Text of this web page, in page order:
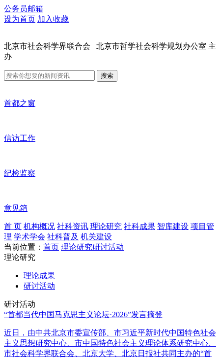
公务员邮箱
设为首页 加入收藏
北京市社会科学界联合会 北京市哲学社会科学规划办公室 主
办
搜索
首都之窗
信访工作
纪检监察
意见箱
首 页 机构概况 社科资讯 理论研究 社科成果 智库建设 项目管
理 学术学会 社科普及 机关建设
当前位置： 首页 理论研究研讨活动
理论研究
理论成果
研讨活动
研讨活动
“首都当代中国马克思主义论坛·2026”发言摘登
近日，由中共北京市委宣传部、市习近平新时代中国特色社会
主义思想研究中心、市中国特色社会主义理论体系研究中心、
市社会科学界联合会、北京大学、北京日报社共同主办的“首